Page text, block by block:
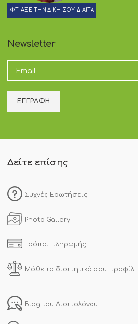
ΦΤΙΑΞΕ ΤΗΝ ΔΙΚΗ ΣΟΥ ΔΙΑΙΤΑ
Newsletter
Δείτε επίσης
Συχνές Ερωτήσεις
Photo Gallery
Τρόποι πληρωμής
Μάθε το διαιτητικό σου προφίλ
Blog του Διαιτολόγου